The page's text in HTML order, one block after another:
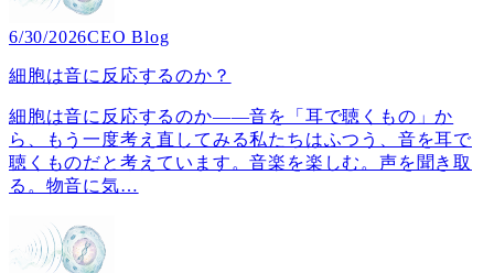
6/30/2026CEO Blog
細胞は音に反応するのか？
細胞は音に反応するのか――音を「耳で聴くもの」か
ら、もう一度考え直してみる私たちはふつう、音を耳で
聴くものだと考えています。音楽を楽しむ。声を聞き取
る。物音に気…